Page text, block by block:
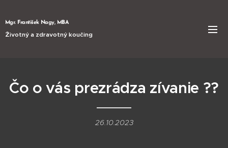
Mgr. František Nagy, MBA
Životný a zdravotný koučing
Čo o vás prezrádza zívanie ??
26.10.2023